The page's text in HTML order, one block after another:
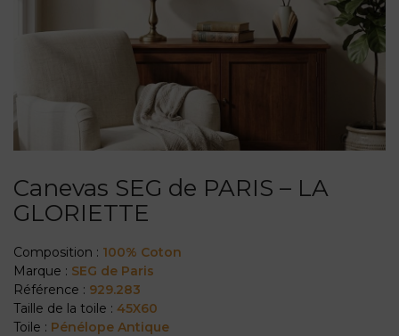
Canevas SEG de PARIS – LA
GLORIETTE
Composition : 100% Coton
Marque : SEG de Paris
Référence : 929.283
Taille de la toile : 45X60
Toile : Pénélope Antique